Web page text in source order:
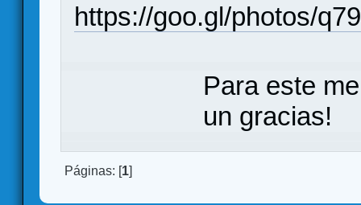
https://goo.gl/photos/
Para este
un gracias!
Páginas: [1]